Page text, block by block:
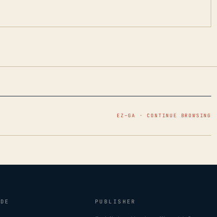
EZ–GA · CONTINUE BROWSING
PUBLISHER